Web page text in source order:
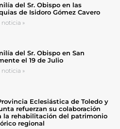
del Sr. Obispo en las
de Isidoro Gómez Cavero
noticia »
del Sr. Obispo en San
el 19 de Julio
noticia »
Eclesiástica de Toledo y
refuerzan su colaboración
la rehabilitación del patrimonio
regional